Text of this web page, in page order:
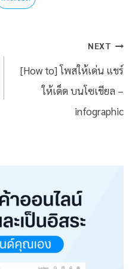
NEXT
[How to] โพสให้เด่น แชร์
ให้เด็ด บนโซเชียล –
infographic